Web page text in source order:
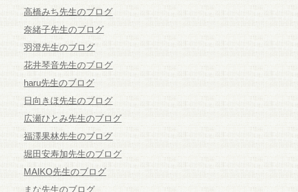
高橋みち先生のブログ
奈緒子先生のブログ
羽澄先生のブログ
花井琴音先生のブログ
haru先生のブログ
日向きほ先生のブログ
広瀬ひとみ先生のブログ
福澤果林先生のブログ
堀田安寿加先生のブログ
MAIKO先生のブログ
まな先生のブログ